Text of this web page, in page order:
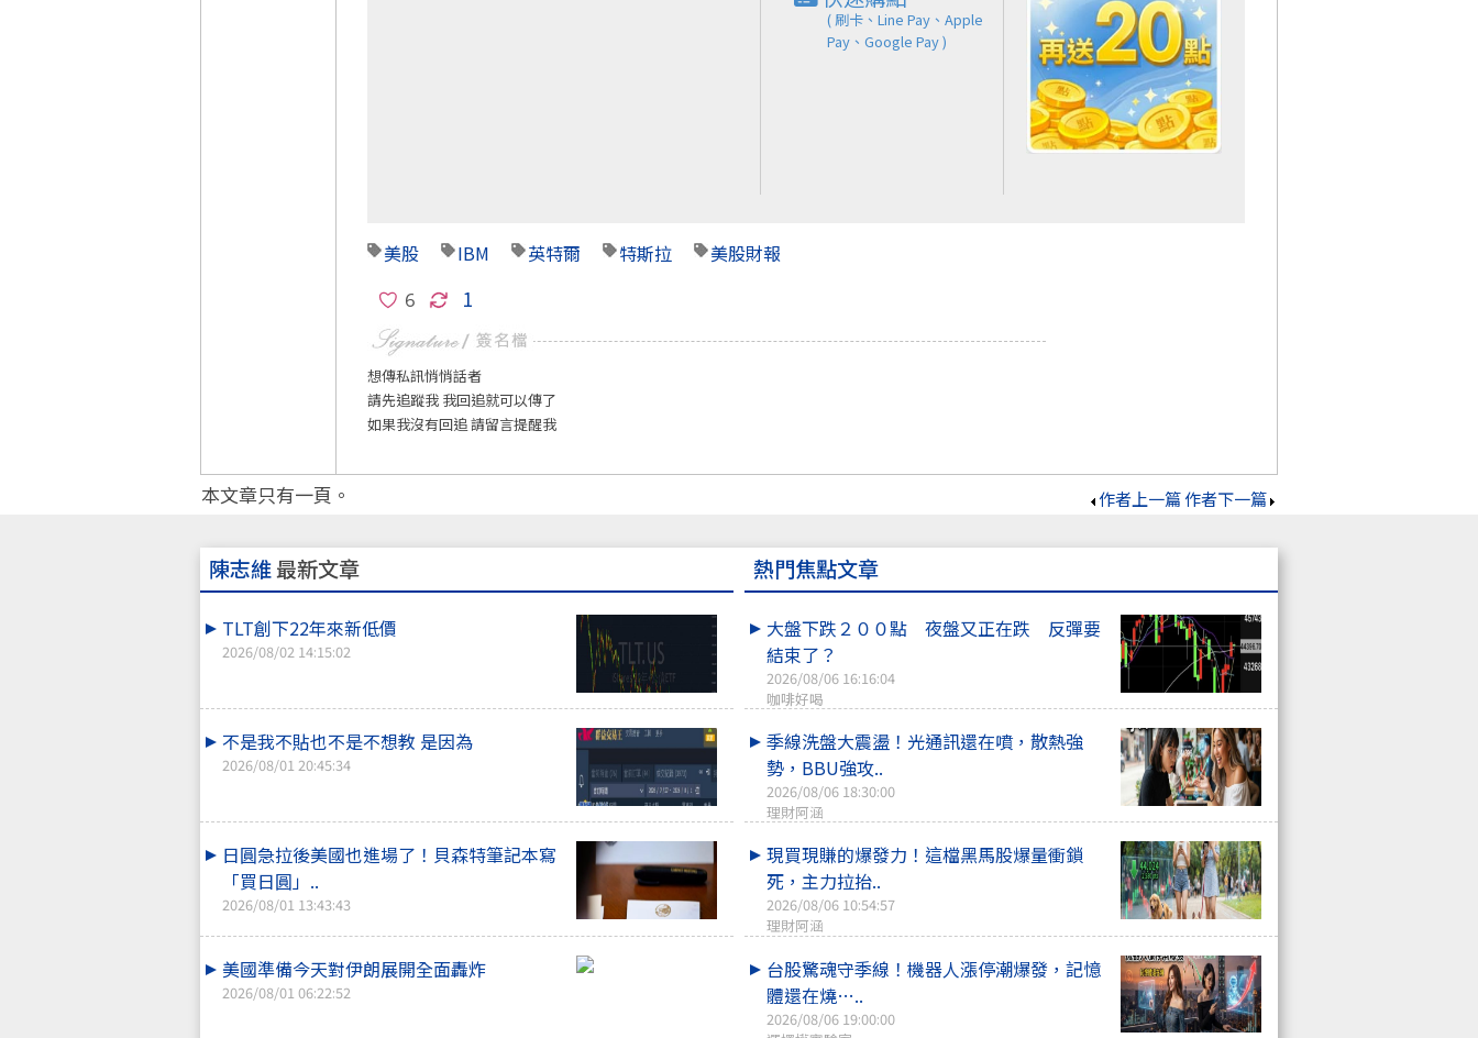
( 刷卡、Line Pay、Apple
Pay、Google Pay )
美股 IBM 英特爾 特斯拉 美股財報
1
想傳私訊悄悄話者
請先追蹤我 我回追就可以傳了
如果我沒有回追 請留言提醒我
本文章只有一頁。 作者上一篇作者下一篇
陳志維最新文章
TLT創下22年來新低價
2026/08/02 14:15:02
不是我不貼也不是不想教 是因為
2026/08/01 20:45:34
日圓急拉後美國也進場了！貝森特筆記本寫
「買日圓」..
2026/08/01 13:43:43
美國準備今天對伊朗展開全面轟炸
2026/08/01 06:22:52
熱門焦點文章
大盤下跌２００點 夜盤又正在跌 反彈要
結束了？
2026/08/06 16:16:04
咖啡好喝
季線洗盤大震盪！光通訊還在噴，散熱強
勢，BBU強攻..
2026/08/06 18:30:00
理財阿涵
現買現賺的爆發力！這檔黑馬股爆量衝鎖
死，主力拉抬..
2026/08/06 10:54:57
理財阿涵
台股驚魂守季線！機器人漲停潮爆發，記憶
體還在燒…..
2026/08/06 19:00:00